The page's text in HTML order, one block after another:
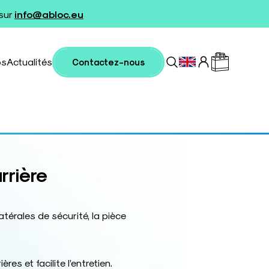
info@abloc.eu
Actualités Contactez-nous
de sécurité, la pièce
et facilite l’entretien.